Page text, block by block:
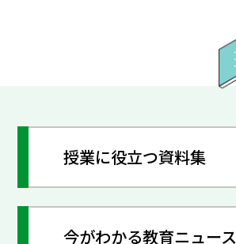
授業に役立つ資料集
今がわかる教育ニュース